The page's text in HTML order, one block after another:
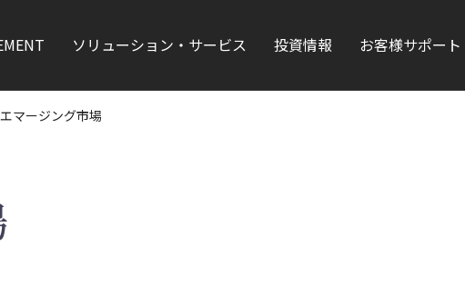
ソリューション・サービス 投資情報 お客様サポート
エマージング市場